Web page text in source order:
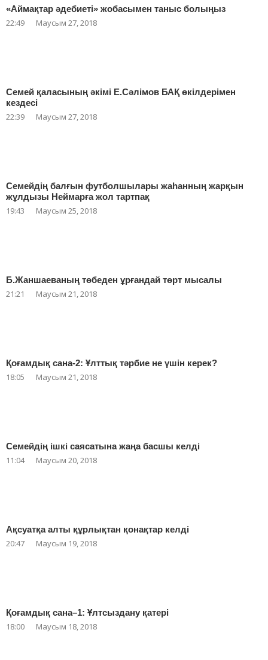
«Аймақтар әдебиеті» жобасымен таныс болыңыз
22:49 Маусым 27, 2018
Семей қаласының әкімі Е.Сәлімов БАҚ өкілдерімен
кездесі
22:39 Маусым 27, 2018
Семейдің балғын футболшылары жаһанның жарқын
жұлдызы Неймарға жол тартпақ
19:43 Маусым 25, 2018
Б.Жаншаеваның төбеден ұрғандай төрт мысалы
21:21 Маусым 21, 2018
Қоғамдық сана-2: Ұлттық тәрбие не үшін керек?
18:05 Маусым 21, 2018
Семейдің ішкі саясатына жаңа басшы келді
11:04 Маусым 20, 2018
Ақсуатқа алты құрлықтан қонақтар келді
20:47 Маусым 19, 2018
Қоғамдық сана–1: Ұлтсыздану қатері
18:00 Маусым 18, 2018